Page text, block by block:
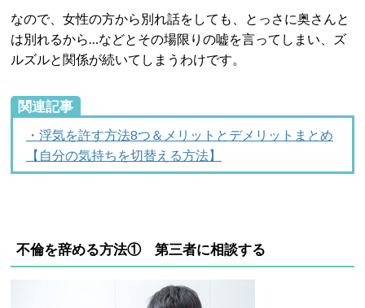
なので、女性の方から別れ話をしても、とっさに奥さんと
は別れるから…などとその場限りの嘘を言ってしまい、ズ
ルズルと関係が続いてしまうわけです。
関連記事
・浮気を許す方法8つ＆メリットとデメリットまとめ
【自分の気持ちを切替える方法】
不倫を辞める方法① 第三者に相談する